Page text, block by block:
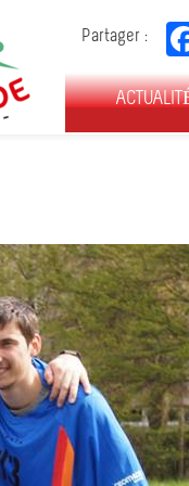
Partager :